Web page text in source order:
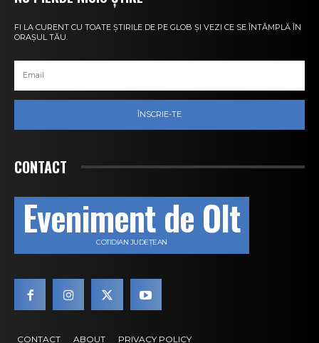
FI LA CURENT CU TOATE ȘTIRILE DE PE GLOB ȘI VEZI CE SE ÎNTÂMPLĂ ÎN
ORAȘUL TĂU.
ÎNSCRIE-TE
CONTACT
Eveniment de Olt
COTIDIAN JUDEȚEAN
CONTACT ABOUT PRIVACY POLICY